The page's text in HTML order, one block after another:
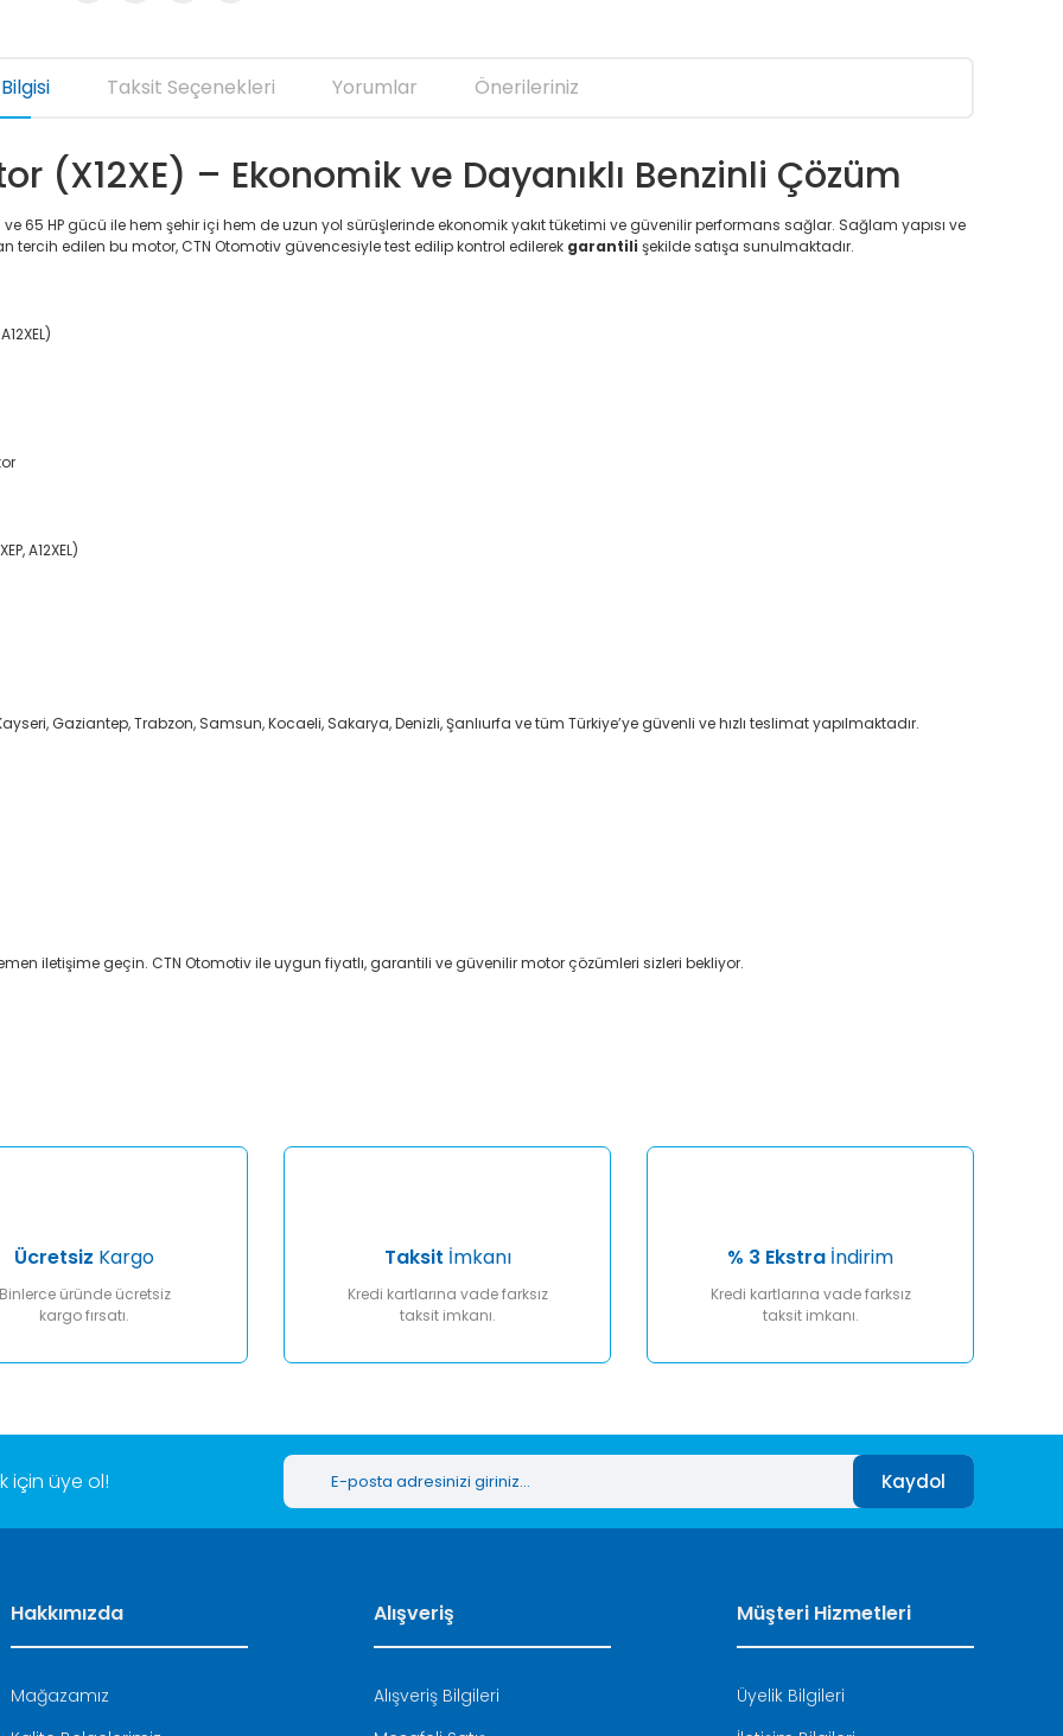
Taksit Seçenekleri Yorumlar Önerileriniz
(X12XE) – Ekonomik ve Dayanıklı Benzinli Çözüm
65 HP gücü ile hem şehir içi hem de uzun yol sürüşlerinde ekonomik yakıt tüketimi ve güvenilir performans sağlar. Sağlam yapısı ve
edilen bu motor, CTN Otomotiv güvencesiyle test edilip kontrol edilerek garantili şekilde satışa sunulmaktadır.
A12XEL)
Gaziantep, Trabzon, Samsun, Kocaeli, Sakarya, Denizli, Şanlıurfa ve tüm Türkiye’ye güvenli ve hızlı teslimat yapılmaktadır.
iletişime geçin. CTN Otomotiv ile uygun fiyatlı, garantili ve güvenilir motor çözümleri sizleri bekliyor.
Gönder
Ücretsiz Kargo
üründe ücretsiz
kargo fırsatı.
Taksit İmkanı
Kredi kartlarına vade farksız
taksit imkanı.
% 3 Ekstra İndirim
Kredi kartlarına vade farksız
taksit imkanı.
için üye ol! Kaydol
Hakkımızda
Mağazamız
Alışveriş
Alışveriş Bilgileri
Müşteri Hizmetleri
Üyelik Bilgileri